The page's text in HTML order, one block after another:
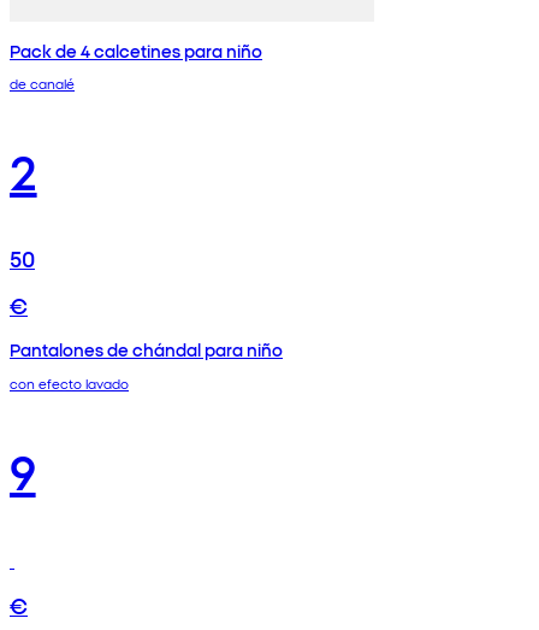
Pack de 4 calcetines para niño
de canalé
2
50
€
Pantalones de chándal para niño
con efecto lavado
9
€